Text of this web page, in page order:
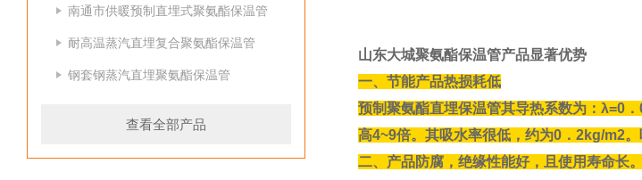
南通市供暖预制直埋式聚氨酯保温管
耐高温蒸汽直埋复合聚氨酯保温管
钢套钢蒸汽直埋聚氨酯保温管
查看全部产品
山东大城聚氨酯保温管产品显著优势
一、节能产品热损耗低
预制聚氨酯直埋保温管其导热系数为：λ=0
高4~9倍。其吸水率很低，约为0．2kg/m2
二、产品防腐，绝缘性能好，且使用寿命长